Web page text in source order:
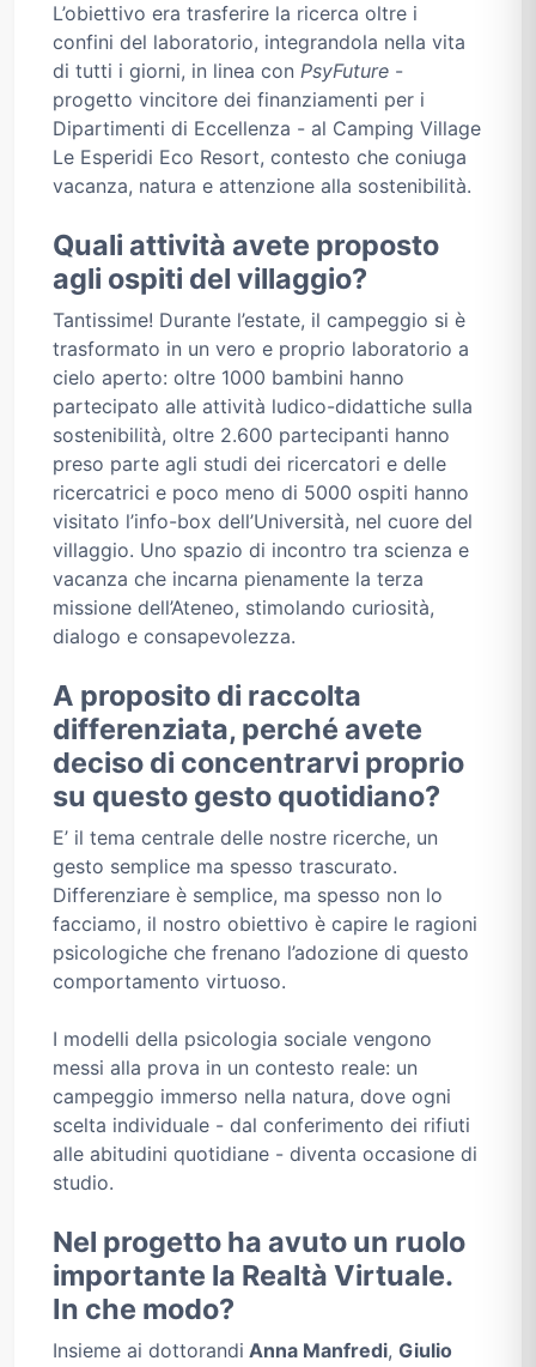
L’obiettivo era trasferire la ricerca oltre i
confini del laboratorio, integrandola nella vita
di tutti i giorni, in linea con PsyFuture -
progetto vincitore dei finanziamenti per i
Dipartimenti di Eccellenza - al Camping Village
Le Esperidi Eco Resort, contesto che coniuga
vacanza, natura e attenzione alla sostenibilità.
Quali attività avete proposto
agli ospiti del villaggio?
Tantissime! Durante l’estate, il campeggio si è
trasformato in un vero e proprio laboratorio a
cielo aperto: oltre 1000 bambini hanno
partecipato alle attività ludico-didattiche sulla
sostenibilità, oltre 2.600 partecipanti hanno
preso parte agli studi dei ricercatori e delle
ricercatrici e poco meno di 5000 ospiti hanno
visitato l’info-box dell’Università, nel cuore del
villaggio. Uno spazio di incontro tra scienza e
vacanza che incarna pienamente la terza
missione dell’Ateneo, stimolando curiosità,
dialogo e consapevolezza.
A proposito di raccolta
differenziata, perché avete
deciso di concentrarvi proprio
su questo gesto quotidiano?
E’ il tema centrale delle nostre ricerche, un
gesto semplice ma spesso trascurato.
Differenziare è semplice, ma spesso non lo
facciamo, il nostro obiettivo è capire le ragioni
psicologiche che frenano l’adozione di questo
comportamento virtuoso.
I modelli della psicologia sociale vengono
messi alla prova in un contesto reale: un
campeggio immerso nella natura, dove ogni
scelta individuale - dal conferimento dei rifiuti
alle abitudini quotidiane - diventa occasione di
studio.
Nel progetto ha avuto un ruolo
importante la Realtà Virtuale.
In che modo?
Insieme ai dottorandi Anna Manfredi, Giulio